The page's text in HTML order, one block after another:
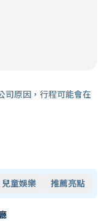
司原因，行程可能會在
兒童娛樂 推薦亮點